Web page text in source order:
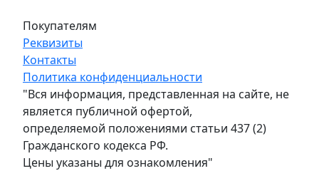
Покупателям
Реквизиты
Контакты
Политика конфиденциальности
"Вся информация, представленная на сайте, не
является публичной офертой,
определяемой положениями статьи 437 (2)
Гражданского кодекса РФ.
Цены указаны для ознакомления"